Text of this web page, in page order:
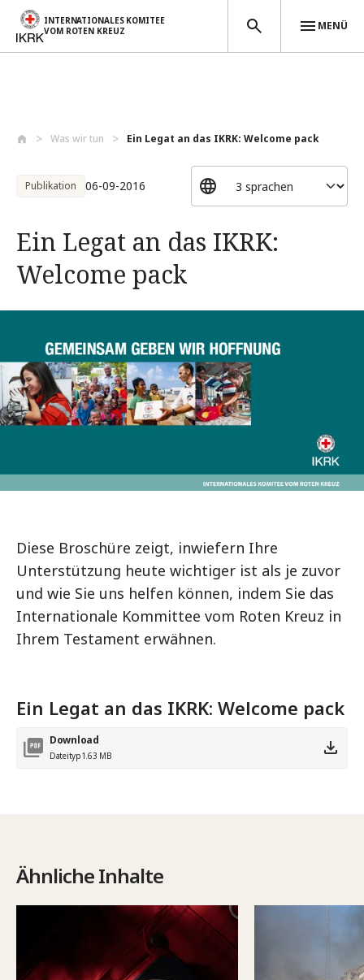
INTERNATIONALES KOMITEE
VOM ROTEN KREUZ
MENÜ
Was wir tun Ein Legat an das IKRK: Welcome pack
Publikation 06-09-2016
Ein Legat an das IKRK:
Welcome pack
Diese Broschüre zeigt, inwiefern Ihre
Unterstützung heute wichtiger ist als je zuvor
und wie Sie uns helfen können, indem Sie das
Internationale Kommittee vom Roten Kreuz in
Ihrem Testament erwähnen.
Ein Legat an das IKRK: Welcome pack
Download
Dateityp1.63 MB
Ähnliche Inhalte